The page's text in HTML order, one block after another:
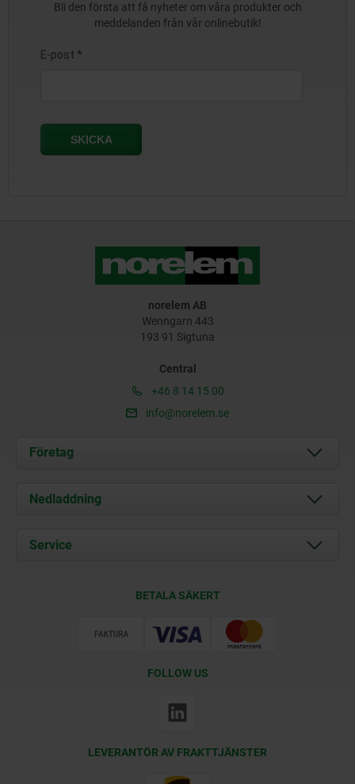
Bli den första att få nyheter om våra produkter och
meddelanden från vår onlinebutik!
norelem AB
Wenngarn 443
193 91 Sigtuna
Central
+46 8 14 15 00
info@norelem.se
Företag
Om oss
Kontakt
Nedladdning
Service
BETALA SÄKERT
FOLLOW US
LEVERANTÖR AV FRAKTTJÄNSTER